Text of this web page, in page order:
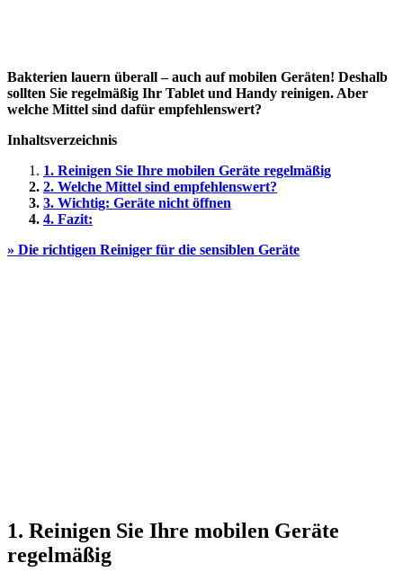
Bakterien lauern überall – auch auf mobilen Geräten! Deshalb
sollten Sie regelmäßig Ihr Tablet und Handy reinigen. Aber
welche Mittel sind dafür empfehlenswert?
Inhaltsverzeichnis
1. Reinigen Sie Ihre mobilen Geräte regelmäßig
2. Welche Mittel sind empfehlenswert?
3. Wichtig: Geräte nicht öffnen
4. Fazit:
» Die richtigen Reiniger für die sensiblen Geräte
1. Reinigen Sie Ihre mobilen Geräte
regelmäßig